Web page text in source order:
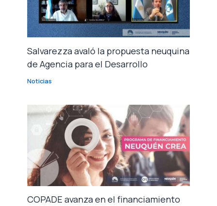
Salvarezza avaló la propuesta neuquina
de Agencia para el Desarrollo
Noticias
COPADE avanza en el financiamiento